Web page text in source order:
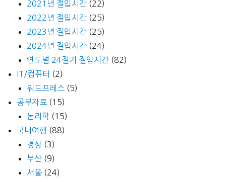
2021년 절입시간 (22)
2022년 절입시간 (25)
2023년 절입시간 (25)
2024년 절입시간 (24)
연도별 24절기 절입시간 (82)
IT/컴퓨터 (2)
워드프레스 (5)
공부자료 (15)
논리학 (15)
국내여행 (88)
경상 (3)
부산 (9)
서울 (24)